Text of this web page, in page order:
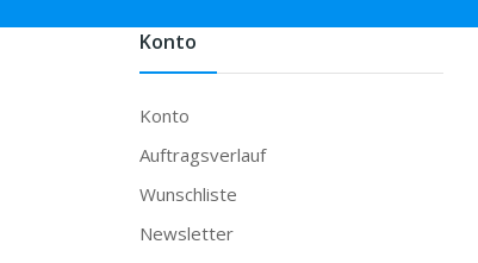
Konto
Konto
Auftragsverlauf
Wunschliste
Newsletter